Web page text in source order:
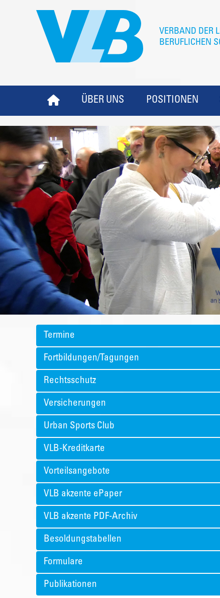
ÜBER UNS POSITIONEN
Termine
Fortbildungen/Tagungen
Rechtsschutz
Versicherungen
Urban Sports Club
VLB-Kreditkarte
Vorteilsangebote
VLB akzente ePaper
VLB akzente PDF-Archiv
Besoldungstabellen
Formulare
Publikationen